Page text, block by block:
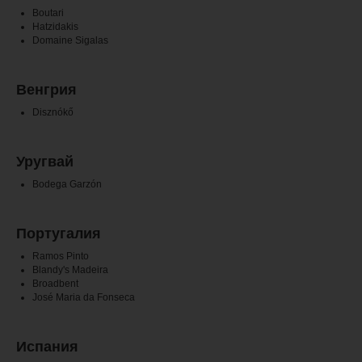
Boutari
Hatzidakis
Domaine Sigalas
Венгрия
Disznókő
Уругвай
Bodega Garzón
Португалия
Ramos Pinto
Blandy's Madeira
Broadbent
José Maria da Fonseca
Испания